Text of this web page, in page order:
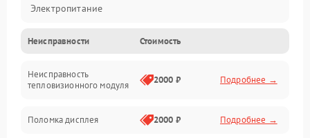
Электропитание
Измерения
Матрица
Неисправности Стоимость
Неисправность
тепловизионного модуля
2000 ₽ Подробнее →
Поломка дисплея 2000 ₽ Подробнее →